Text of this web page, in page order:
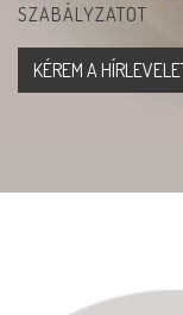
SZABÁLYZATOT